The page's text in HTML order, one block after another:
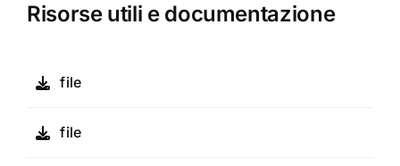
Risorse utili e documentazione
file
file